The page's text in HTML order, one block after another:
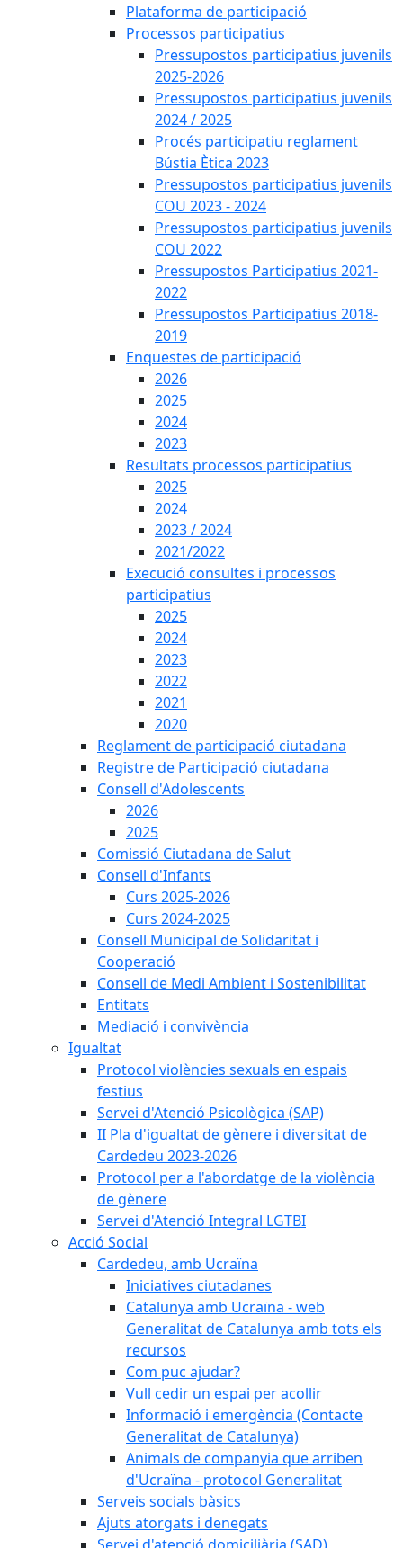
Plataforma de participació
Processos participatius
Pressupostos participatius juvenils
2025-2026
Pressupostos participatius juvenils
2024 / 2025
Procés participatiu reglament
Bústia Ètica 2023
Pressupostos participatius juvenils
COU 2023 - 2024
Pressupostos participatius juvenils
COU 2022
Pressupostos Participatius 2021-
2022
Pressupostos Participatius 2018-
2019
Enquestes de participació
2026
2025
2024
2023
Resultats processos participatius
2025
2024
2023 / 2024
2021/2022
Execució consultes i processos
participatius
2025
2024
2023
2022
2021
2020
Reglament de participació ciutadana
Registre de Participació ciutadana
Consell d'Adolescents
2026
2025
Comissió Ciutadana de Salut
Consell d'Infants
Curs 2025-2026
Curs 2024-2025
Consell Municipal de Solidaritat i
Cooperació
Consell de Medi Ambient i Sostenibilitat
Entitats
Mediació i convivència
Igualtat
Protocol violències sexuals en espais
festius
Servei d'Atenció Psicològica (SAP)
II Pla d'igualtat de gènere i diversitat de
Cardedeu 2023-2026
Protocol per a l'abordatge de la violència
de gènere
Servei d'Atenció Integral LGTBI
Acció Social
Cardedeu, amb Ucraïna
Iniciatives ciutadanes
Catalunya amb Ucraïna - web
Generalitat de Catalunya amb tots els
recursos
Com puc ajudar?
Vull cedir un espai per acollir
Informació i emergència (Contacte
Generalitat de Catalunya)
Animals de companyia que arriben
d'Ucraïna - protocol Generalitat
Serveis socials bàsics
Ajuts atorgats i denegats